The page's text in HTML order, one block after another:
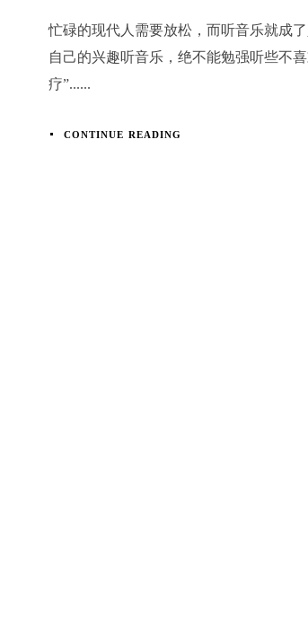
忙碌的现代人需要放松，而听音乐就成
自己的兴趣听音乐，绝不能勉强听些不
疗”......
CONTINUE READING